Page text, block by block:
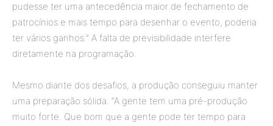
pudesse ter uma antecedência maior de fechamento de
patrocínios e mais tempo para desenhar o evento, poderia
ter vários ganhos.” A falta de previsibilidade interfere
diretamente na programação.
Mesmo diante dos desafios, a produção conseguiu manter
uma preparação sólida. “A gente tem uma pré-produção
muito forte. Que bom que a gente pode ter tempo para